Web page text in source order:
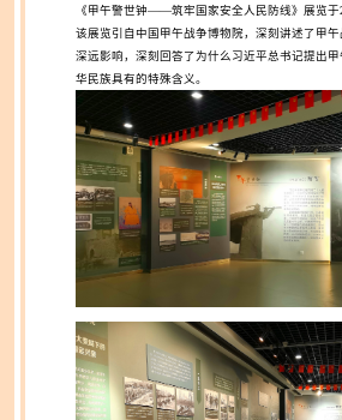
《甲午警世钟——筑牢国家安全人民防线》展览于
该展览引自中国甲午战争博物院，深刻讲述了甲
深远影响，深刻回答了为什么习近平总书记提出
华民族具有的特殊含义。